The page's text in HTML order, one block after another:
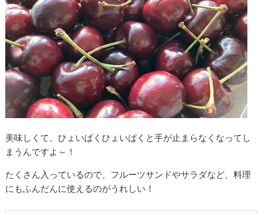
美味しくて、ひょいぱくひょいぱくと手が止まらなくなってし
まうんですよ～！
たくさん入っているので、フルーツサンドやサラダなど、料理
にもふんだんに使えるのがうれしい！